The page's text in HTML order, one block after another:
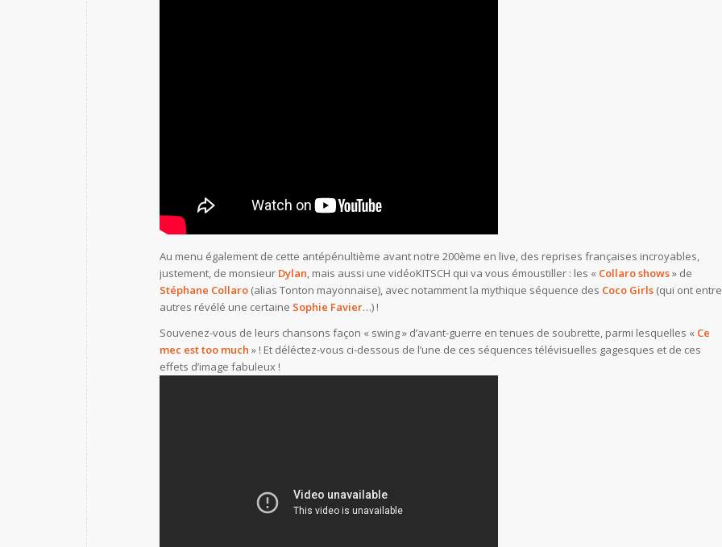
Au menu également de cette antépénultième avant notre 200ème en live, des reprises françaises incroyables,
justement, de monsieur Dylan, mais aussi une vidéoKITSCH qui va vous émoustiller : les « Collaro shows» de
Stéphane Collaro (alias Tonton mayonnaise), avec notamment la mythique séquence des Coco Girls (qui ont entre
autres révélé une certaine Sophie Favier…) !
Souvenez-vous de leurs chansons façon « swing » d’avant-guerre en tenues de soubrette, parmi lesquelles « Ce
mec est too much » ! Et déléctez-vous ci-dessous de l’une de ces séquences télévisuelles gagesques et de ces
effets d’image fabuleux !